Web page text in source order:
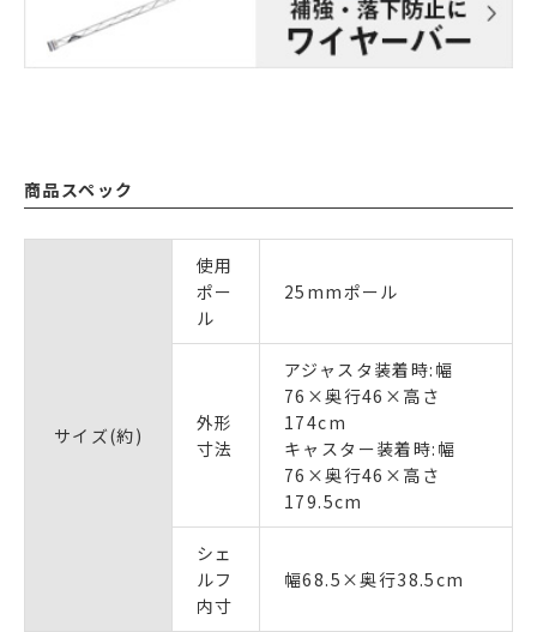
商品スペック
サイズ(約)
使用
ポー
ル
25mmポール
外形
寸法
アジャスタ装着時:幅
76×奥行46×高さ
174cm
キャスター装着時:幅
76×奥行46×高さ
179.5cm
シェ
ルフ
内寸
幅68.5×奥行38.5cm